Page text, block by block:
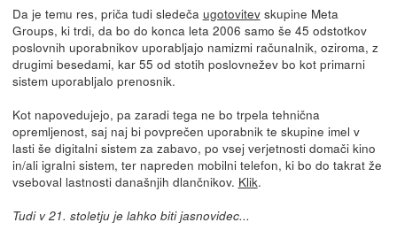
Da je temu res, priča tudi sledeča ugotovitevskupine Meta
Groups, ki trdi, da bo do konca leta 2006 samo še 45 odstotkov
poslovnih uporabnikov uporabljajo namizmi računalnik, oziroma, z
drugimi besedami, kar 55 od stotih poslovnežev bo kot primarni
sistem uporabljalo prenosnik.
Kot napovedujejo, pa zaradi tega ne bo trpela tehnična
opremljenost, saj naj bi povprečen uporabnik te skupine imel v
lasti še digitalni sistem za zabavo, po vsej verjetnosti domači kino
in/ali igralni sistem, ter napreden mobilni telefon, ki bo do takrat že
vseboval lastnosti današnjih dlančnikov. Klik.
Tudi v 21. stoletju je lahko biti jasnovidec...